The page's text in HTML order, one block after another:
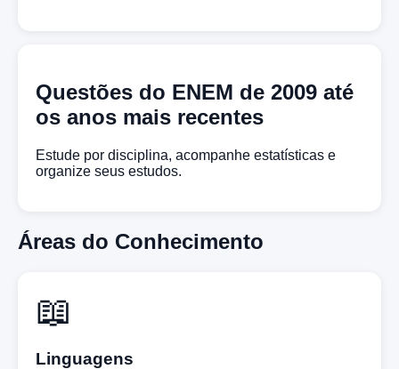
Questões do ENEM de 2009 até
os anos mais recentes
Estude por disciplina, acompanhe estatísticas e
organize seus estudos.
Áreas do Conhecimento
📖
Linguagens